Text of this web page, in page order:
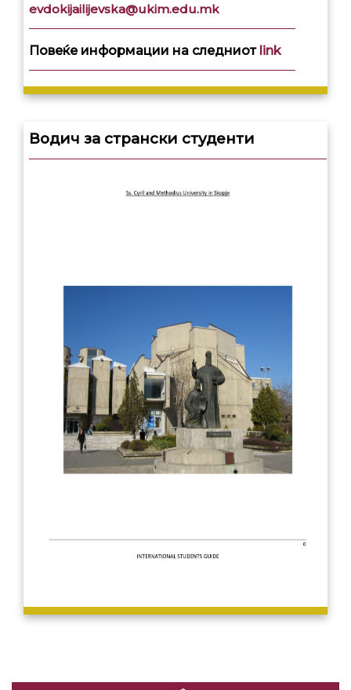
evdokijailijevska@ukim.edu.mk
Повеќе информации на следниот link
Водич за странски студенти